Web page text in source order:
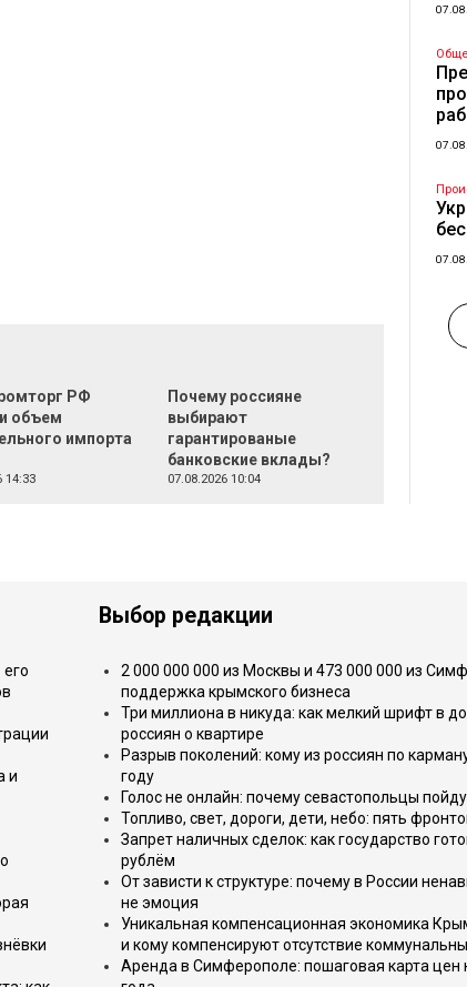
РФ
объем
импорта
14:33
Почему россияне
выбирают
гарантированые
банковские вклады?
07.08.2026 10:04
и
Выбор редакции
2 000 000 000 из Москвы и 473 000 000 из
поддержка крымского бизнеса
Три миллиона в никуда: как мелкий шрифт в
россиян о квартире
Разрыв поколений: кому из россиян по
году
Голос не онлайн: почему севастопольцы
Топливо, свет, дороги, дети, небо: пять
Запрет наличных сделок: как государство
рублём
От зависти к структуре: почему в России
не эмоция
Уникальная компенсационная экономика
и кому компенсируют отсутствие
Аренда в Симферополе: пошаговая карта цен